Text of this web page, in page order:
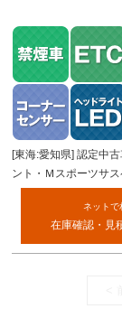
[東海:愛知県] 認定中
ント・Ｍスポーツサ
ネットで
在庫確認・見